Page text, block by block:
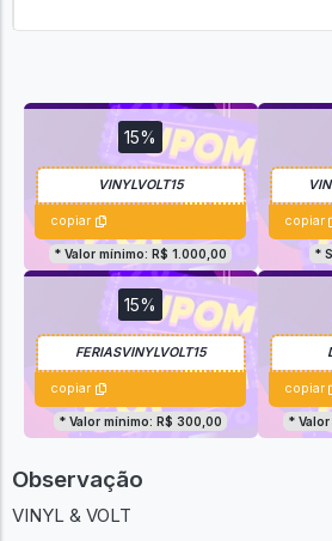
15%
copiar
* Valor mínimo: R$ 1.000,00
copiar
*
15%
copiar
* Valor mínimo: R$ 300,00
copiar
*
Observação
VINYL & VOLT